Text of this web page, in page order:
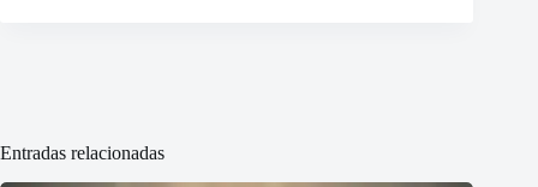
Entradas relacionadas